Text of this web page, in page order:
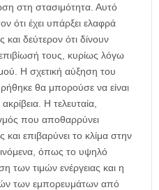
στη στασιμότητα. Αυτό
ότι έχει υπάρξει ελαφρά
δεύτερον ότι δίνουν
τους, κυρίως λόγω
Η σχετική αύξηση του
θα μπορούσε να είναι
Η τελευταία,
που αποθαρρύνει
και επιβαρύνει το κλίμα στην
όπως το υψηλό
των τιμών ενέργειας και η
των εμπορευμάτων από